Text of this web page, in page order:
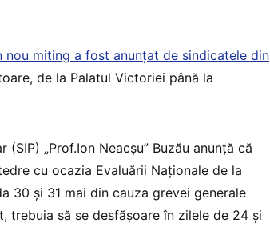
nou miting a fost anunțat de sindicatele din
de la Palatul Victoriei până la
„Prof.Ion Neacşu” Buzău anunţă că
cu ocazia Evaluării Naţionale de la
30 şi 31 mai din cauza grevei generale
să se desfăşoare în zilele de 24 şi